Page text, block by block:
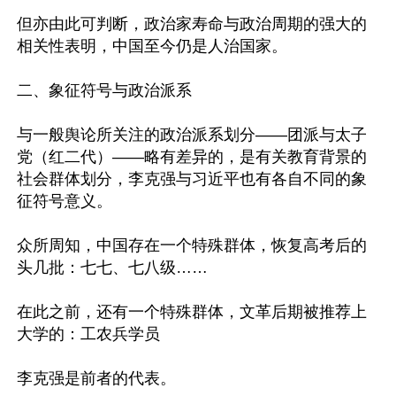
但亦由此可判断，政治家寿命与政治周期的强大的
相关性表明，中国至今仍是人治国家。
二、象征符号与政治派系
与一般舆论所关注的政治派系划分——团派与太子
党（红二代）——略有差异的，是有关教育背景的
社会群体划分，李克强与习近平也有各自不同的象
征符号意义。
众所周知，中国存在一个特殊群体，恢复高考后的
头几批：七七、七八级……
在此之前，还有一个特殊群体，文革后期被推荐上
大学的：工农兵学员
李克强是前者的代表。